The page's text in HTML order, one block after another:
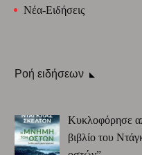
Νέα-Ειδήσεις
Ροή ειδήσεων
Κυκλοφόρησε
βιβλίο του